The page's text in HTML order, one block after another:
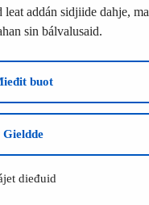
addán sidjiide dahje,
sin bálvalusaid.
buot
Gieldde
dieđuid